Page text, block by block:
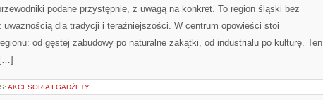
podane przystępnie, z uwagą na konkret. To region śląski bez
uważnością dla tradycji i teraźniejszości. W centrum opowieści stoi
od gęstej zabudowy po naturalne zakątki, od industrialu po kulturę. Ten
AKCESORIA I GADŻETY